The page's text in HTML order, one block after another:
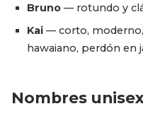
Bruno— rotundo y
Kai— corto, moderno,
hawaiano, perdón en
Nombres